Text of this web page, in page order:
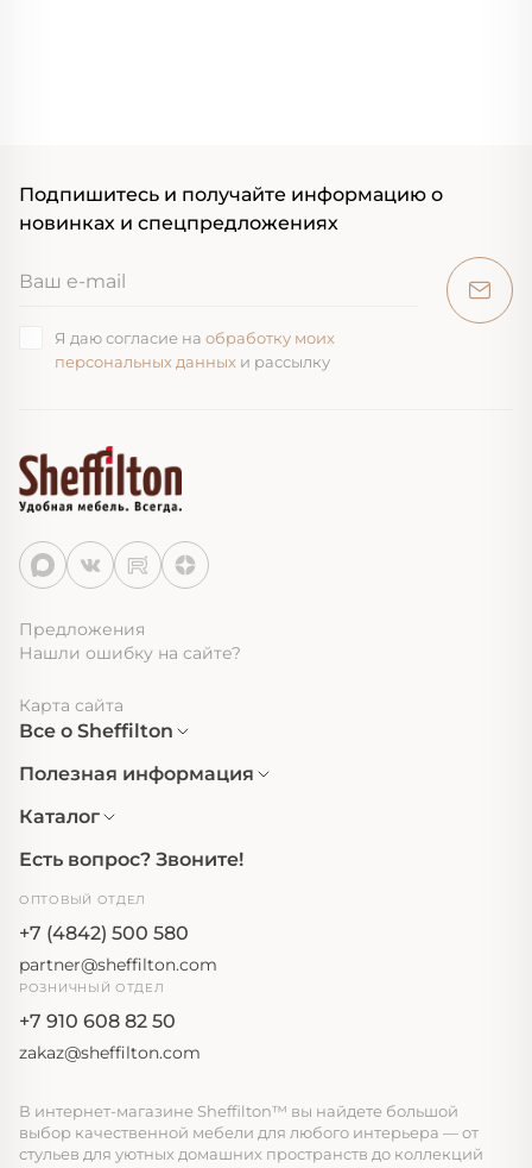
Подпишитесь и получайте информацию о
новинках и спецпредложениях
Я даю согласие на обработку моих
персональных данных и рассылку
Предложения
Нашли ошибку на сайте?
Карта сайта
Все о Sheffilton
Полезная информация
Каталог
Есть вопрос? Звоните!
ОПТОВЫЙ ОТДЕЛ
+7 (4842) 500 580
partner@sheffilton.com
РОЗНИЧНЫЙ ОТДЕЛ
+7 910 608 82 50
zakaz@sheffilton.com
В интернет-магазине Sheffilton™ вы найдете большой
выбор качественной мебели для любого интерьера — от
стульев для уютных домашних пространств до коллекций